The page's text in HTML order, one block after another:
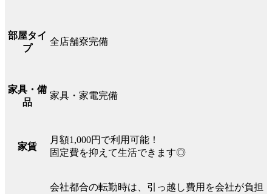
部屋タイ
プ
全店舗寮完備
家具・備
品
家具・家電完備
家賃
月額1,000円で利用可能！
固定費を抑えて生活できます◎
会社都合の転勤時は、引っ越し費用を会社が負担